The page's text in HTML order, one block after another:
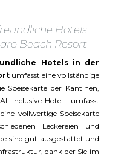
Hotels
Beach Resort
Hotels in der
umfasst eine vollständige
Speisekarte der Kantinen,
Inclusive-Hotel umfasst
vollwertige Speisekarte
Leckereien und
sind gut ausgestattet und
dank der Sie im